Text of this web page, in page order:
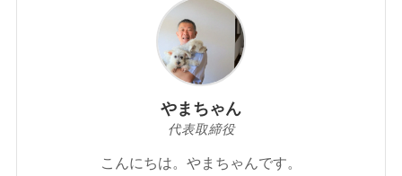
やまちゃん
代表取締役
こんにちは。やまちゃんです。